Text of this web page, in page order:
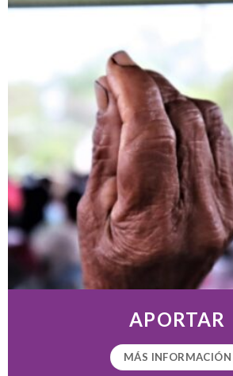
APORTAR
MÁS INFORMACIÓN